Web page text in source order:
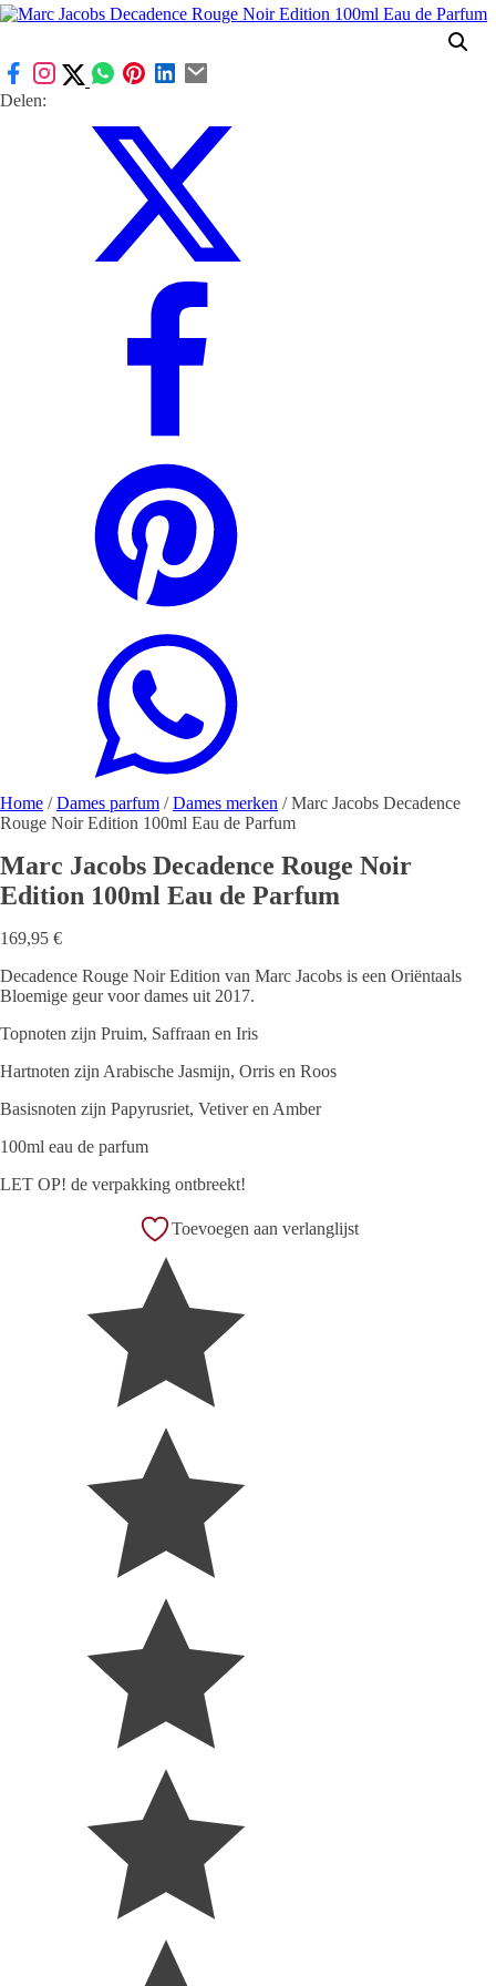
Delen:
Home /Dames parfum /Dames merken / Marc Jacobs Decadence
Rouge Noir Edition 100ml Eau de Parfum
Marc Jacobs Decadence Rouge Noir
Edition 100ml Eau de Parfum
169,95 €
Decadence Rouge Noir Edition van Marc Jacobs is een Oriëntaals
Bloemige geur voor dames uit 2017.
Topnoten zijn Pruim, Saffraan en Iris
Hartnoten zijn Arabische Jasmijn, Orris en Roos
Basisnoten zijn Papyrusriet, Vetiver en Amber
100ml eau de parfum
LET OP! de verpakking ontbreekt!
Toevoegen aan verlanglijst